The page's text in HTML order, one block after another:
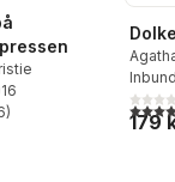
Totalt antal
)
3,9
179